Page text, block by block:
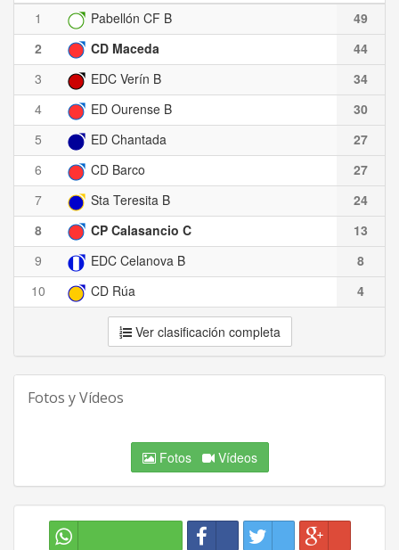
1
Pabellón CF B
49
2
CD Maceda
44
3
EDC Verín B
34
4
ED Ourense B
30
5
ED Chantada
27
6
CD Barco
27
7
Sta Teresita B
24
8
CP Calasancio C
13
9
EDC Celanova B
8
10
CD Rúa 4
Ver clasificación completa
Fotos y Vídeos
Fotos Vídeos